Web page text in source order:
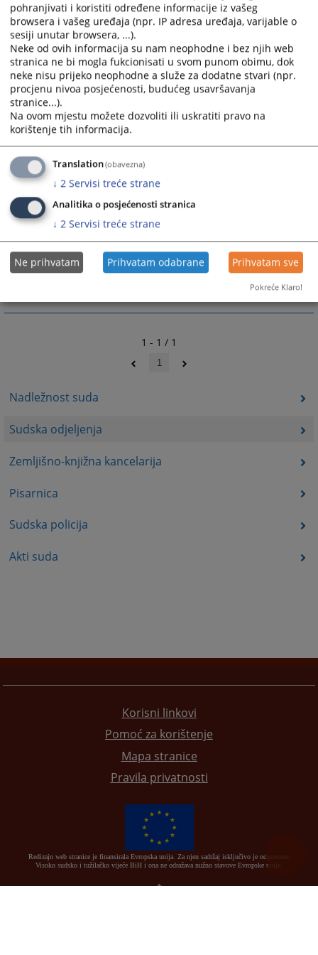
Nadležnost suda
Sudska odjeljenja
Zemljišno-knjižna kancelarija
Pisarnica
Sudska policija
Akti suda
3. Odjeljenje za računovodstvene, administrativno-
tehničke i pomoćne poslove
Poslove iz djelokruga rada organizacione jedinice
sudijskih poslova obavljaju:
a) krivično odjeljenje
b) građansko odjeljenje (parnično i vanparnično
odjeljenje),
Više informacija možete naći u Pravilniku o unutrašnjoj
organizaciji i sistematizaciji radnih mjesta u Osnovnom
sudu u Foči a koji se nalazi u "Akti suda".
1372PREGLEDA
1 - 1 / 1
1
Korisni linkovi
Pomoć za korištenje
Mapa stranice
Pravila privatnosti
Redizajn web stranice je finansirala Evropska unija. Za njen sadržaj isključivo je odgovorno
Visoko sudsko i tužilačko vijeće BiH i ona ne odražava nužno stavove Evropske unije.
pohranjivati i koristiti određene informacije iz vašeg
browsera i vašeg uređaja (npr. IP adresa uređaja, varijable o
sesiji unutar browsera, ...).
Neke od ovih informacija su nam neophodne i bez njih web
stranica ne bi mogla fukcionisati u svom punom obimu, dok
neke nisu prijeko neophodne a služe za dodatne stvari (npr.
procjenu nivoa posjećenosti, budućeg usavršavanja
stranice...).
Na ovom mjestu možete dozvoliti ili uskratiti pravo na
korištenje tih informacija.
Translation(obavezna)
↓ 2 Servisi treće strane
Analitika o posjećenosti stranica
↓ 2 Servisi treće strane
Ne prihvatam Prihvatam odabrane Prihvatam sve
Pokreće Klaro!